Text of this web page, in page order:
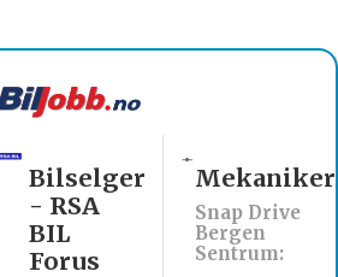
Snap Drive
Bergen
Sentrum:
Mekaniker
Billakkerer
søkes til
Werksta
Åsane